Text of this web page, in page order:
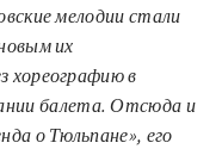
мелодии стали
их
хореографию в
балета.Отсюда и
о Тюльпане», его